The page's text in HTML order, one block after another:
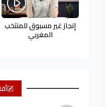
إنجاز غير مسبوق للمنتخب
المغربي